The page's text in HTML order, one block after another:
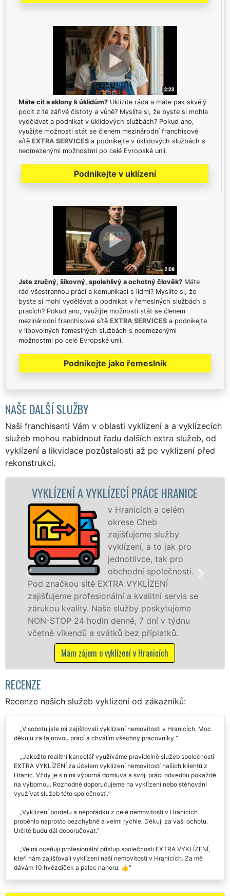
Máte cit a sklony k úklidům? Uklízíte ráda a máte pak skvělý
pocit z té zářivé čistoty a vůně? Myslíte si, že byste si mohla
vydělávat a podnikat v úklidových službách? Pokud ano,
využijte možnosti stát se členem mezinárodní franchisové
sítě EXTRA SERVICES a podnikejte v úklidových službách s
neomezenými možnostmi po celé Evropské unii.
Podnikejte v uklízení
Jste zručný, šikovný, spolehlivý a ochotný člověk? Máte
rád všestrannou práci a komunikaci s lidmi? Myslíte si, že
byste si mohl vydělávat a podnikat v řemeslných službách a
pracích? Pokud ano, využijte možnosti stát se členem
mezinárodní franchisové sítě EXTRA SERVICES a podnikejte
v libovolných řemeslných službách s neomezenými
možnostmi po celé Evropské unii.
Podnikejte jako řemeslník
NAŠE DALŠÍ SLUŽBY
Naši franchisanti Vám v oblasti vyklízení a a vyklízecích
služeb mohou nabídnout řadu dalších extra služeb, od
vyklízení a likvidace pozůstalosti až po vyklizení před
rekonstrukcí.
VYKLÍZECÍ PRÁCE HRANICE
v Hranicích a celém
okrese Cheb
zajišťujeme služby
vyklízení, a to jak pro
jednotlivce, tak pro
obchodní společnosti.
EXTRA VYKLÍZENÍ
a kvalitní servis se
Naše služby poskytujeme
hodin denně, 7 dní v týdnu
a svátků bez příplatků.
o vyklízení v Hranicích
VYKLÍZECÍ
jak fyzickým,
zárukou
STOP bez
RECENZE
Recenze našich služeb vyklízení od zákazníků:
V sobotu jste mi zajišťovali vyklízení nemovitosti v Hranicích. Moc
děkuju za fajnovou prací a chválím všechny pracovníky.
Jakožto realitní kancelář využíváme pravidelně služeb společnosti
EXTRA VYKLÍZENÍ za účelem vyklízení nemovitostí našich klientů z
Hranic. Vždy je s nimi výborná domluva a svoji práci odvedou pokaždé
na výbornou. Rozhodně doporučujeme na vyklízení nebo stěhování
využívat služeb této společnosti.
Vyklizení bordelu a nepořádku z celé nemovitosti v Hranicích
proběhlo naprosto bezchybně a velmi rychle. Děkuji za vaši ochotu.
Určitě budu dál doporučovat.
Velmi oceňuji profesionální přístup společnosti EXTRA VYKLÍZENÍ,
kteří nám zajišťovali vyklízení naší nemovitosti v Hranicích. Za mě
dávám 10 hvězdiček a palec nahoru. 👍